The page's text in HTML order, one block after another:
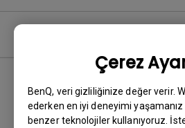
Çerez
BenQ, veri gizliliğinize değer verir.
ederken en iyi deneyimi
benzer teknolojiler kullanıyoruz.
Kullanım Kılavuzu
İlgili El Kitabı